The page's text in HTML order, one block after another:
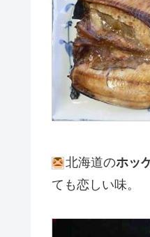
北海道のホッ
ても恋しい味。